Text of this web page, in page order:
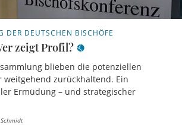
DER DEUTSCHEN BISCHÖFE
zeigt Profil?
blieben die potenziellen
weitgehend zurückhaltend. Ein
Ermüdung – und strategischer